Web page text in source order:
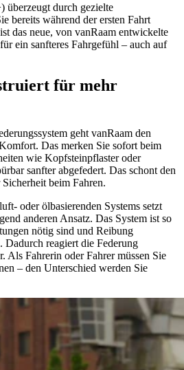
überzeugt durch gezielte
bereits während der ersten Fahrt
das neue, von vanRaam entwickelte
ein sanfteres Fahrgefühl – auch auf
für mehr
geht vanRaam den
Das merken Sie sofort beim
wie Kopfsteinpflaster oder
sanfter abgefedert. Das schont den
beim Fahren.
oder ölbasierenden Systems setzt
anderen Ansatz. Das System ist so
nötig sind und Reibung
reagiert die Federung
Als Fahrerin oder Fahrer müssen Sie
– den Unterschied werden Sie